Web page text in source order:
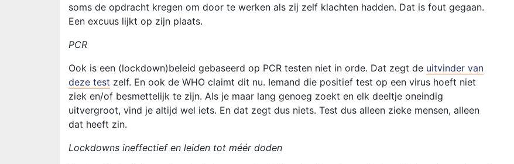
soms de opdracht kregen om door te werken als zij zelf klachten hadden. Dat is fout gegaan.
Een excuus lijkt op zijn plaats.
PCR
Ook is een (lockdown)beleid gebaseerd op PCR testen niet in orde. Dat zegt de uitvinder van
deze test zelf. En ook de WHO claimt dit nu. Iemand die positief test op een virus hoeft niet
ziek en/of besmettelijk te zijn. Als je maar lang genoeg zoekt en elk deeltje oneindig
uitvergroot, vind je altijd wel iets. En dat zegt dus niets. Test dus alleen zieke mensen, alleen
dat heeft zin.
Lockdowns ineffectief en leiden tot méér doden